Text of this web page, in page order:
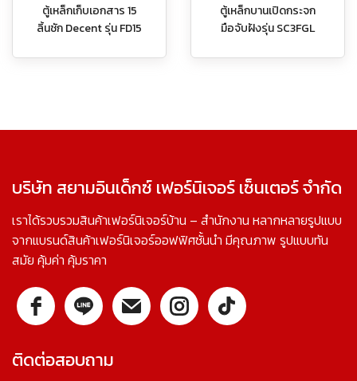
ตู้เหล็กเก็บเอกสาร 15
ลิ้นชัก Decent รุ่น FD15
ตู้เหล็กบานเปิดกระจก
มือจับฝังรุ่น SC3FGL
บริษัท สยามอินเด็กซ์ เฟอร์นิเจอร์ เซ็นเตอร์ จำกัด
เราได้รวบรวมสินค้าเฟอร์นิเจอร์บ้าน – สำนักงาน หลากหลายรูปแบบ
จากแบรนด์สินค้าเฟอร์นิเจอร์ออฟฟิศชั้นนำ มีคุณภาพ รูปแบบทัน
สมัย คุ้มค่า คุ้มราคา
ติดต่อสอบถาม